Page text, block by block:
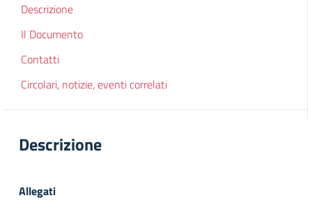
Descrizione
Il Documento
Contatti
Circolari, notizie, eventi correlati
Descrizione
Allegati